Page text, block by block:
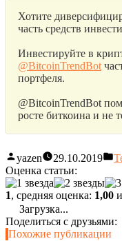
Хотите
часть средств
Инвестируйте в
@BitcoinTrendBot
портфеля.
@BitcoinTrendBot
росте биткоина и не
yazen 29.10.2019
Оценка статьи:
1, средняя оценка: 1,00
Загрузка...
Поделиться с друзьями:
Похожие публикации